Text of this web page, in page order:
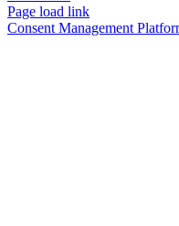
Instagram
Benutzerdefiniert
Page load link
Consent Management